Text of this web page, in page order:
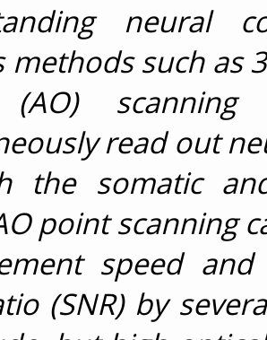
neural
methods such as
(AO)
read out
the somatic
point scanning
speed
(SNR) by